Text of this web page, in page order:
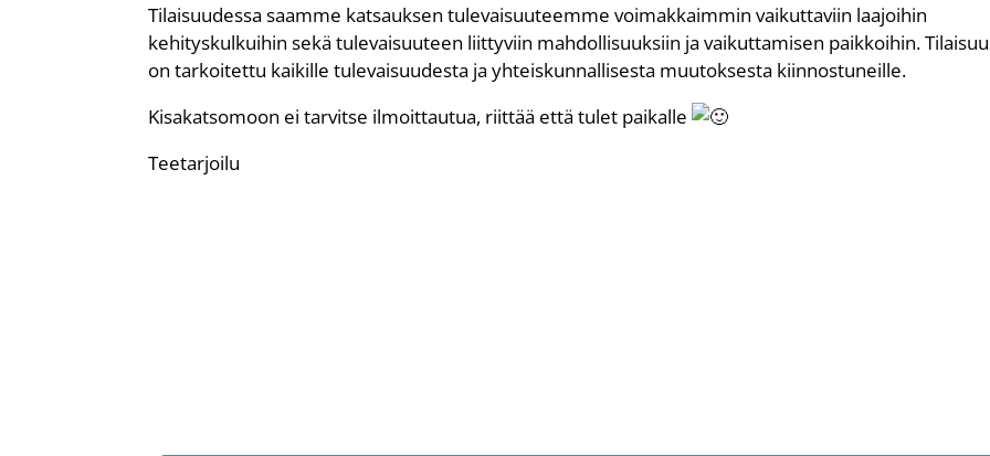
Tilaisuudessa saamme katsauksen tulevaisuuteemme voimakkaimmin vaikuttaviin laajoihin
kehityskulkuihin sekä tulevaisuuteen liittyviin mahdollisuuksiin ja vaikuttamisen paikkoihin.
on tarkoitettu kaikille tulevaisuudesta ja yhteiskunnallisesta muutoksesta kiinnostuneille.
Kisakatsomoon ei tarvitse ilmoittautua, riittää että tulet paikalle
Teetarjoilu